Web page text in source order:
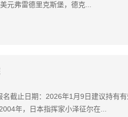
元弗雷德里克斯堡，德克...
截止日期：2026年1月9日建议持有
年，日本指挥家小泽征尔在...